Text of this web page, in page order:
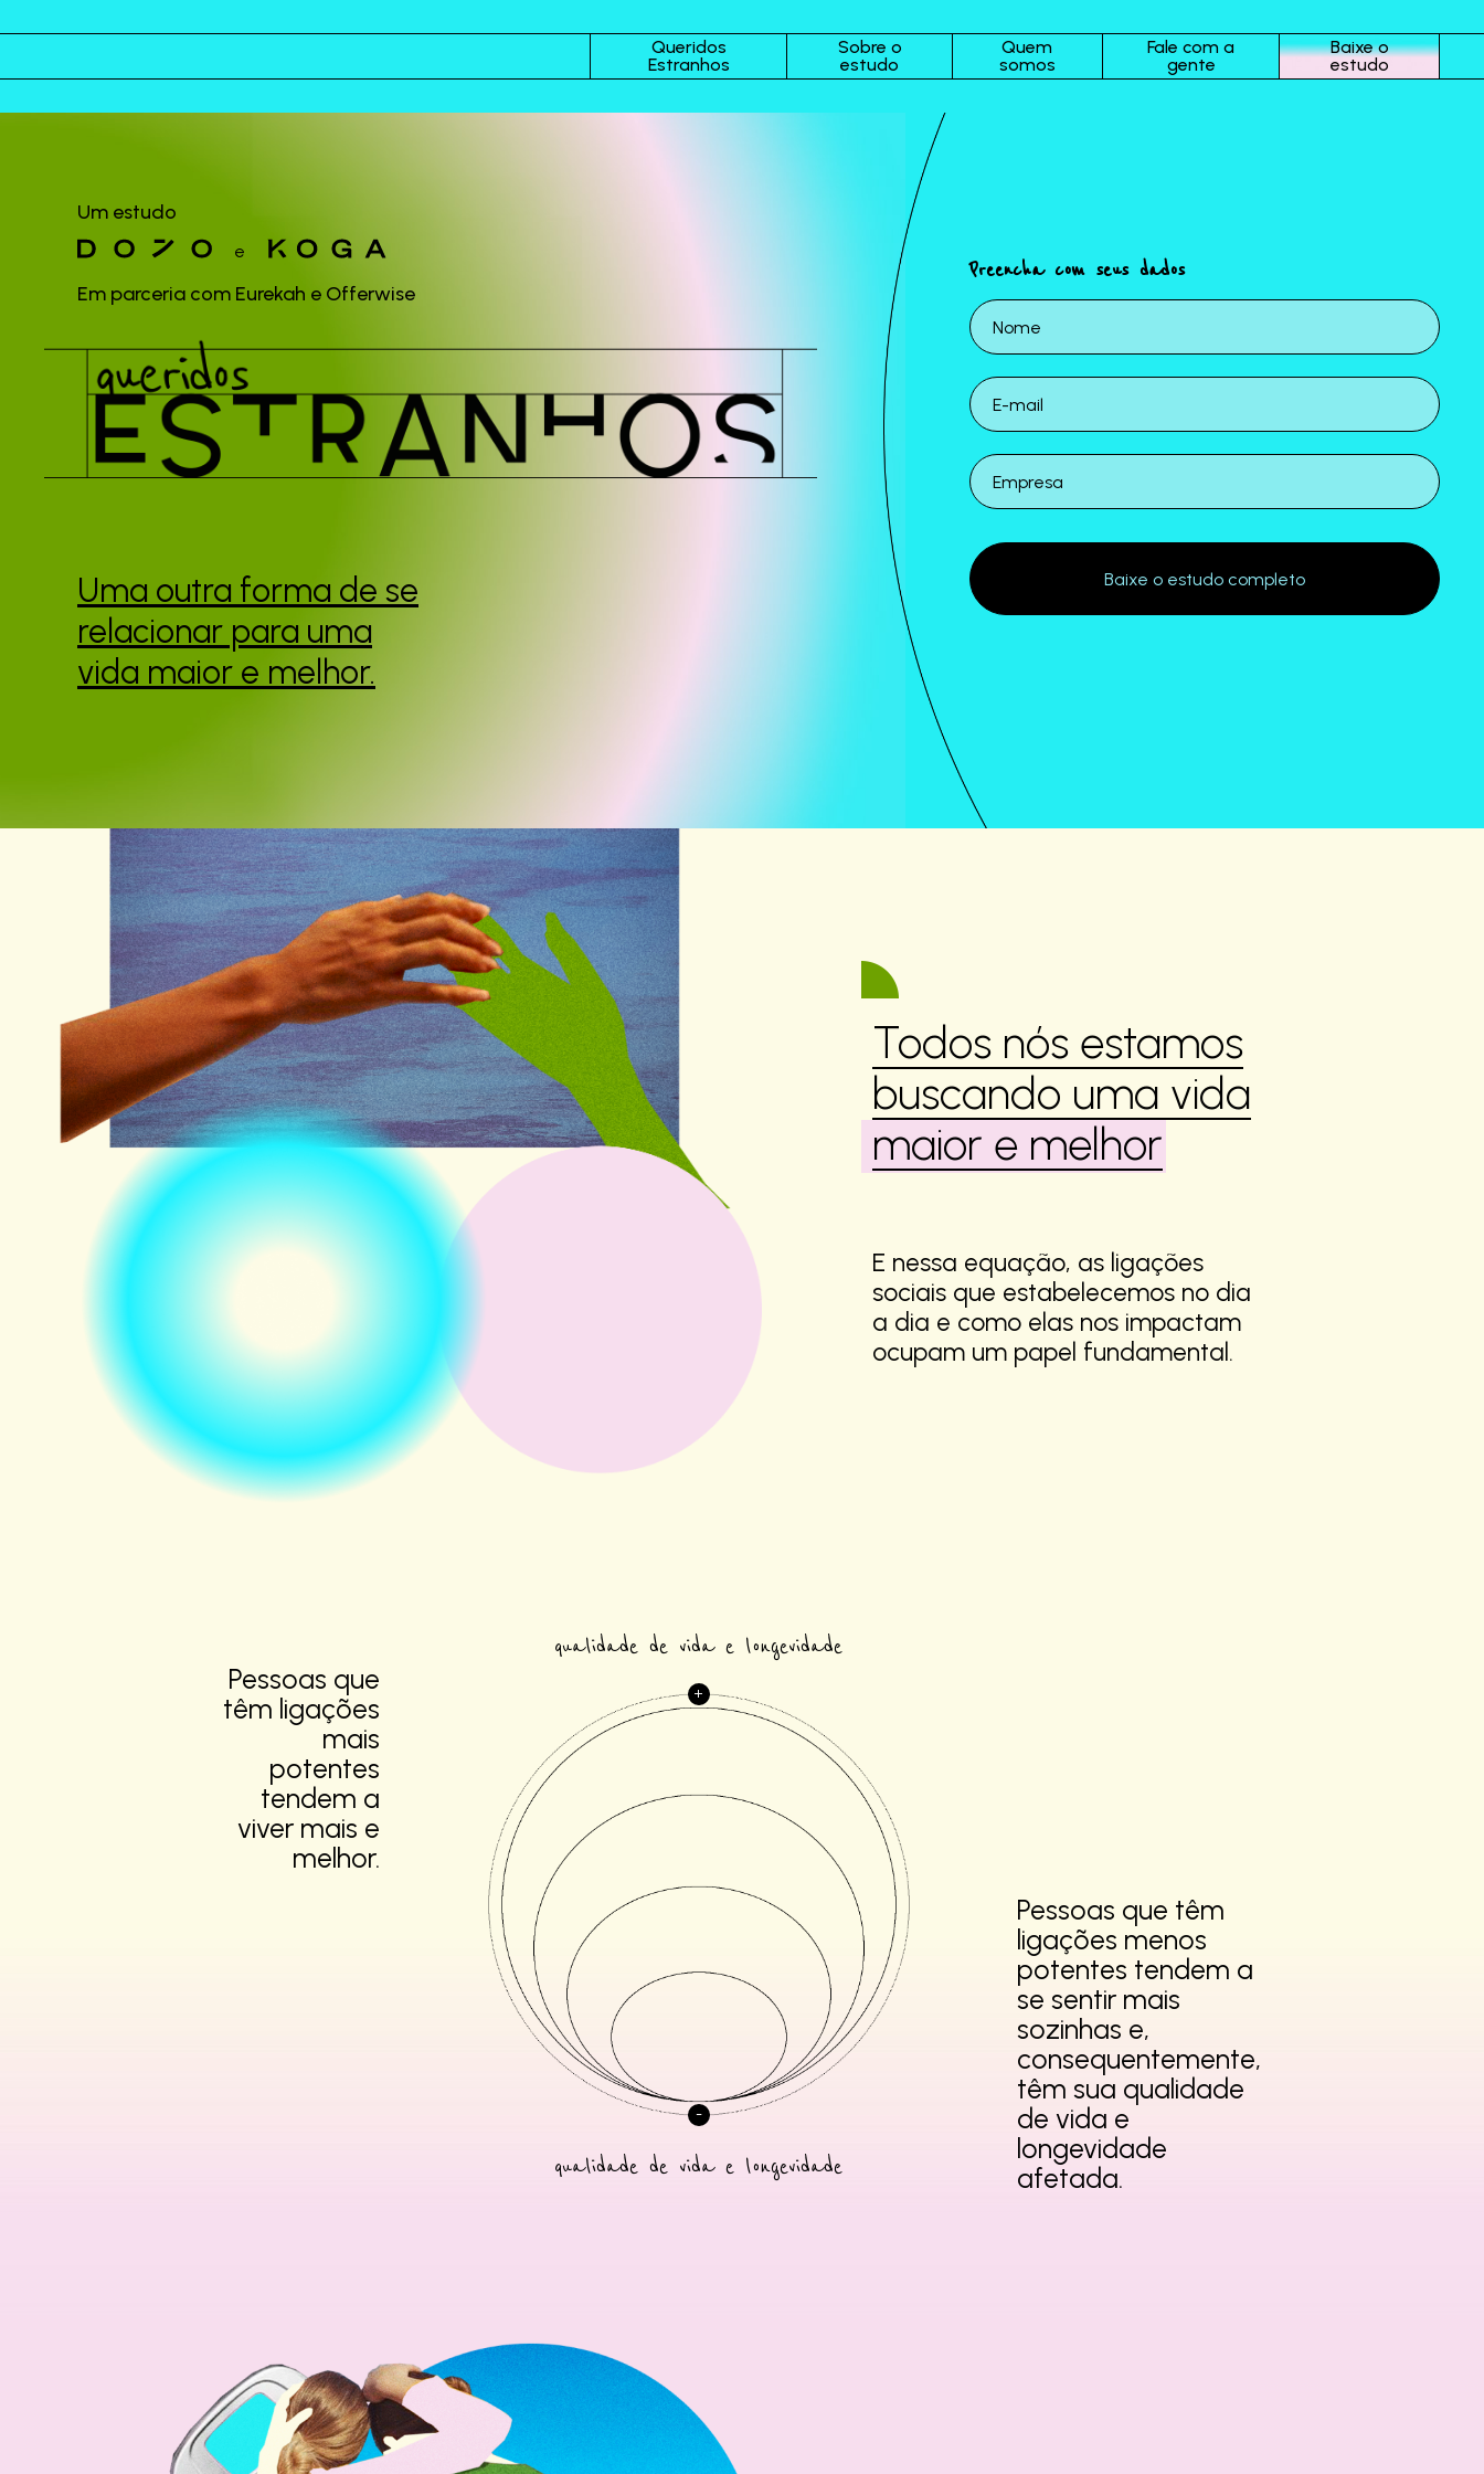
Queridos
Estranhos
Sobre o
estudo
Quem
somos
Fale com a
gente
Baixe o
estudo
Um estudo
e
Em parceria com Eurekah e Offerwise
Uma outra forma de se
relacionar para uma
vida maior e melhor.
Preencha com seus dados
Todos nós estamos
buscando uma vida
maior e melhor
E nessa equação, as ligações
sociais que estabelecemos no dia
a dia e como elas nos impactam
ocupam um papel fundamental.
Pessoas que
têm ligações
mais
potentes
tendem a
viver mais e
melhor.
qualidade de vida e longevidade
qualidade de vida e longevidade
Pessoas que têm
ligações menos
potentes tendem a
se sentir mais
sozinhas e,
consequentemente,
têm sua qualidade
de vida e
longevidade
afetada.